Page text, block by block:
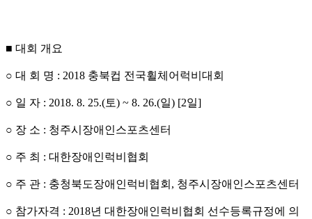
■ 대회 개요
○ 대 회 명 : 2018 충북컵 전국휠체어럭비대회
○ 일 자 : 2018. 8. 25.(토) ~ 8. 26.(일) [2일]
○ 장 소 : 청주시장애인스포츠센터
○ 주 최 : 대한장애인럭비협회
○ 주 관 : 충청북도장애인럭비협회 , 청주시장애인스포츠센터
○ 참가자격 : 2018년 대한장애인럭비협회 선수등록규정에 의